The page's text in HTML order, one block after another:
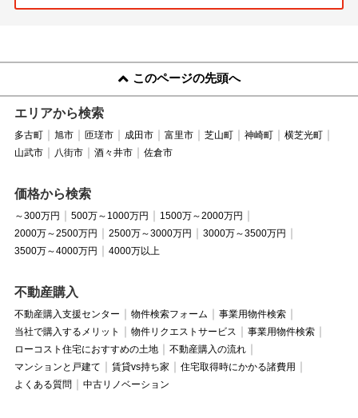
このページの先頭へ
エリアから検索
多古町 旭市 匝瑳市 成田市 富里市 芝山町 神崎町
横芝光町
山武市
八街市 酒々井市 佐倉市
価格から検索
～300万円 500万～1000万円
1500万～2000万円
2000万～2500万円
2500万～3000万円
3000万～3500万円
3500万～4000万円
4000万以上
不動産購入
不動産購入支援センター 物件検索フォーム
事業用物件検索
当社で購入するメリット
物件リクエストサービス
事業用物件検索
ローコスト住宅におすすめの土地
不動産購入の流れ
マンションと戸建て
賃貸vs持ち家
住宅取得時にかかる諸費用
よくある質問
中古リノベーション